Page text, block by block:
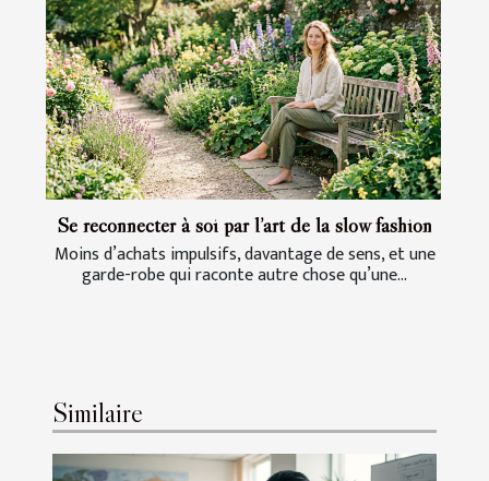
Se reconnecter à soi par l’art de la slow fashion
Moins d’achats impulsifs, davantage de sens, et une
garde-robe qui raconte autre chose qu’une...
Similaire